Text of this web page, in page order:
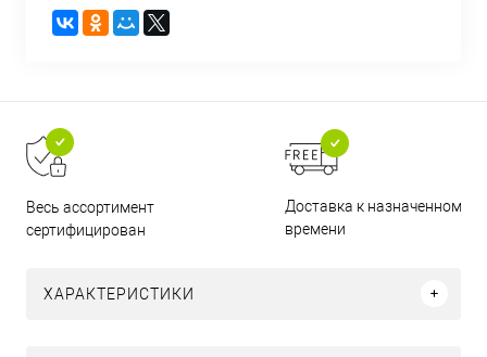
Весь ассортимент
сертифицирован
Доставка к назначенному
времени
ХАРАКТЕРИСТИКИ